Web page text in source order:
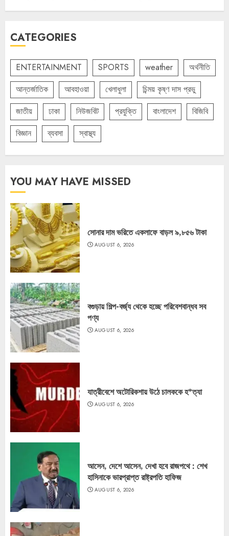
CATEGORIES
ENTERTAINMENT SPORTS weather
অর্থনীতি
আন্তর্জাতিক
আবহাওয়া খেলাধুলা
চিন্ময় কৃষ্ণ দাস প্রভু
জাতীয়
ঢাকা নিউজবিট প্রযুক্তি বাংলাদেশ
বিজিবি
বিজ্ঞান
ব্যবসা স্বাস্থ্য
YOU MAY HAVE MISSED
সোনার দাম ভরিতে একলাফে বাড়ল ৯,৮৫৬ টাকা
AUGUST 6, 2026
বগুড়ায় শিল্প-বর্জ্য থেকে হচ্ছে পরিবেশবান্ধব সব
পণ্য
AUGUST 6, 2026
যাত্রীবেশে অটোরিকশায় উঠে চালককে হ*ত্যা
AUGUST 6, 2026
আসেন, দেশে আসেন, দেখা হবে রাজপথে : শেখ
হাসিনাকে ভারপ্রাপ্ত রাষ্ট্রপতি হাফিজ
AUGUST 6, 2026